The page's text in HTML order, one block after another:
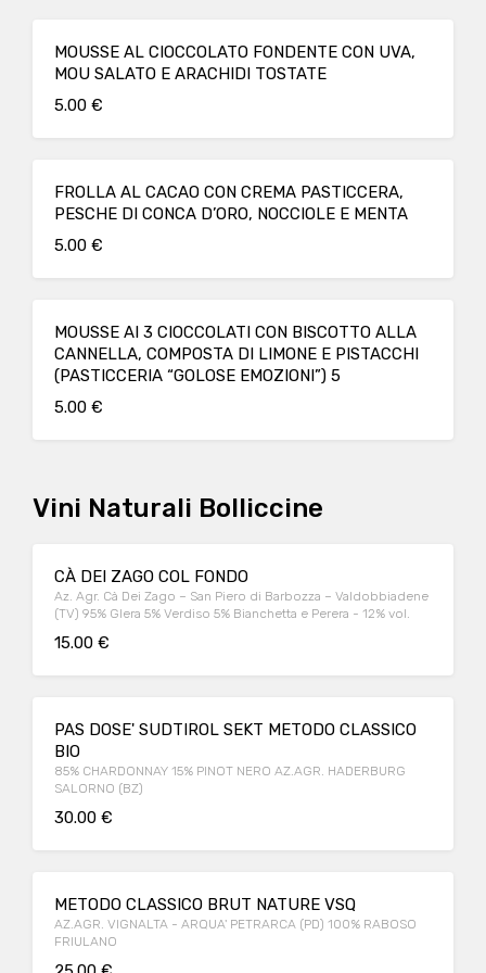
MOUSSE AL CIOCCOLATO FONDENTE CON UVA,
MOU SALATO E ARACHIDI TOSTATE
5.00 €
FROLLA AL CACAO CON CREMA PASTICCERA,
PESCHE DI CONCA D’ORO, NOCCIOLE E MENTA
5.00 €
MOUSSE AI 3 CIOCCOLATI CON BISCOTTO ALLA
CANNELLA, COMPOSTA DI LIMONE E PISTACCHI
(PASTICCERIA “GOLOSE EMOZIONI”) 5
5.00 €
Vini Naturali Bolliccine
CÀ DEI ZAGO COL FONDO
Az. Agr. Cà Dei Zago – San Piero di Barbozza – Valdobbiadene
(TV) 95% Glera 5% Verdiso 5% Bianchetta e Perera - 12% vol.
15.00 €
PAS DOSE' SUDTIROL SEKT METODO CLASSICO
BIO
85% CHARDONNAY 15% PINOT NERO AZ.AGR. HADERBURG
SALORNO (BZ)
30.00 €
METODO CLASSICO BRUT NATURE VSQ
AZ.AGR. VIGNALTA - ARQUA' PETRARCA (PD) 100% RABOSO
FRIULANO